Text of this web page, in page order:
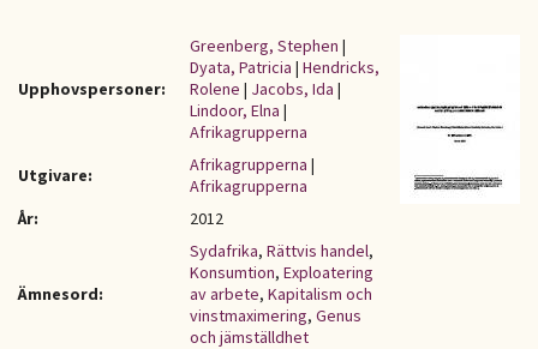
Upphovspersoner:
Greenberg, Stephen |
Dyata, Patricia | Hendricks,
Rolene | Jacobs, Ida |
Lindoor, Elna |
Afrikagrupperna
Utgivare:
Afrikagrupperna |
Afrikagrupperna
År:
2012
Ämnesord:
Sydafrika, Rättvis handel,
Konsumtion, Exploatering
av arbete, Kapitalism och
vinstmaximering, Genus
och jämställdhet